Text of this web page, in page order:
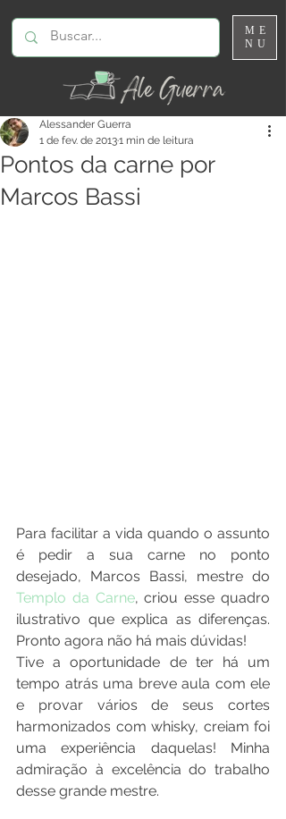
ME
NU
Pontos da carne por
Marcos Bassi
Alessander Guerra
1 de fev. de 20131 min de leitura
Para facilitar a vida quando o assunto
é pedir a sua carne no ponto
Templo da Carne, criou esse quadro
ilustrativo que explica as diferenças.
Pronto agora não há mais dúvidas!
Tive a oportunidade de ter há um
tempo atrás uma breve aula com ele
e provar vários de seus cortes
harmonizados com whisky, creiam foi
uma experiência daquelas! Minha
admiração à excelência do trabalho
desse grande mestre.